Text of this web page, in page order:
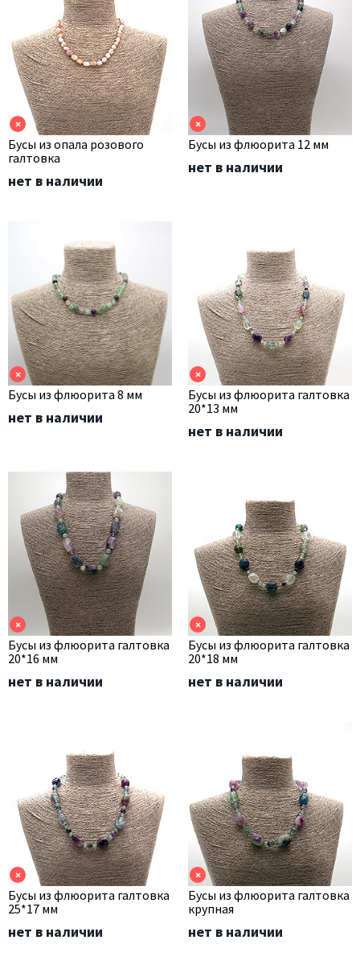
×
Бусы из опала розового
галтовка
нет в наличии
×
Бусы из флюорита 12 мм
нет в наличии
×
Бусы из флюорита 8 мм
нет в наличии
×
Бусы из флюорита галтовка
20*13 мм
нет в наличии
×
Бусы из флюорита галтовка
20*16 мм
нет в наличии
×
Бусы из флюорита галтовка
20*18 мм
нет в наличии
×
Бусы из флюорита галтовка
25*17 мм
нет в наличии
×
Бусы из флюорита галтовка
крупная
нет в наличии